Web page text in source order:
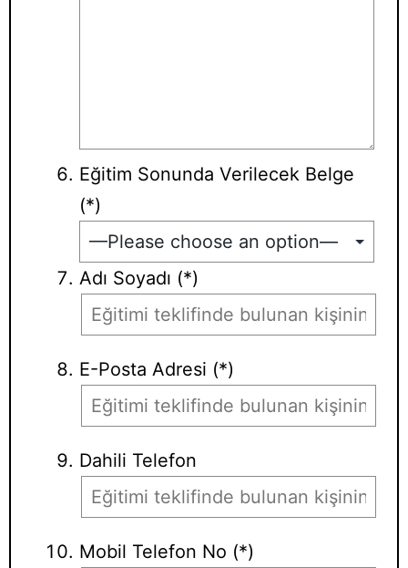
Eğitim Sonunda Verilecek Belge
(*)
Adı Soyadı (*)
E-Posta Adresi (*)
Dahili Telefon
Mobil Telefon No (*)